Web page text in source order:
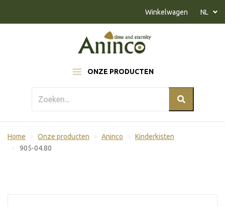
ONZE PRODUCTEN
Winkelwagen NL
Home Onze producten Aninco
Kinderkisten
905-04.80